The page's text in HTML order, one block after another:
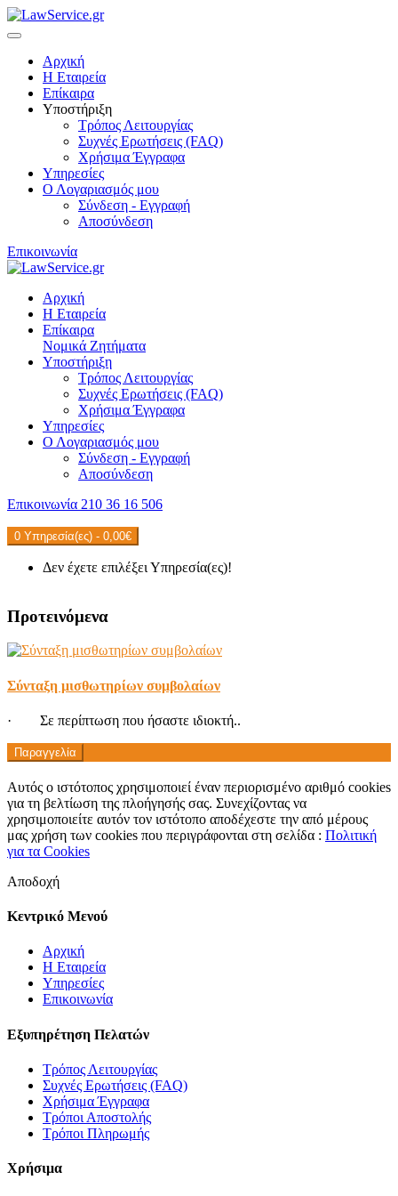
Αρχική
Η Εταιρεία
Επίκαιρα
Υποστήριξη
Τρόπος Λειτουργίας
Συχνές Ερωτήσεις (FAQ)
Χρήσιμα Έγγραφα
Υπηρεσίες
Ο Λογαριασμός μου
Σύνδεση - Εγγραφή
Αποσύνδεση
Επικοινωνία
Αρχική
Η Εταιρεία
Επίκαιρα
Νομικά Ζητήματα
Υποστήριξη
Τρόπος Λειτουργίας
Συχνές Ερωτήσεις (FAQ)
Χρήσιμα Έγγραφα
Υπηρεσίες
Ο Λογαριασμός μου
Σύνδεση - Εγγραφή
Αποσύνδεση
Επικοινωνία 210 36 16 506
0 Υπηρεσία(ες) - 0,00€
Δεν έχετε επιλέξει Υπηρεσία(ες)!
Προτεινόμενα
Σύνταξη μισθωτηρίων συμβολαίων
· Σε περίπτωση που ήσαστε ιδιοκτή..
Παραγγελία
Αυτός ο ιστότοπος χρησιμοποιεί έναν περιορισμένο αριθμό cookies
για τη βελτίωση της πλοήγησής σας. Συνεχίζοντας να
χρησιμοποιείτε αυτόν τον ιστότοπο αποδέχεστε την από μέρους
μας χρήση των cookies που περιγράφονται στη σελίδα : Πολιτική
για τα Cookies
Αποδοχή
Κεντρικό Μενού
Αρχική
Η Εταιρεία
Υπηρεσίες
Επικοινωνία
Εξυπηρέτηση Πελατών
Τρόπος Λειτουργίας
Συχνές Ερωτήσεις (FAQ)
Χρήσιμα Έγγραφα
Τρόποι Αποστολής
Τρόποι Πληρωμής
Χρήσιμα